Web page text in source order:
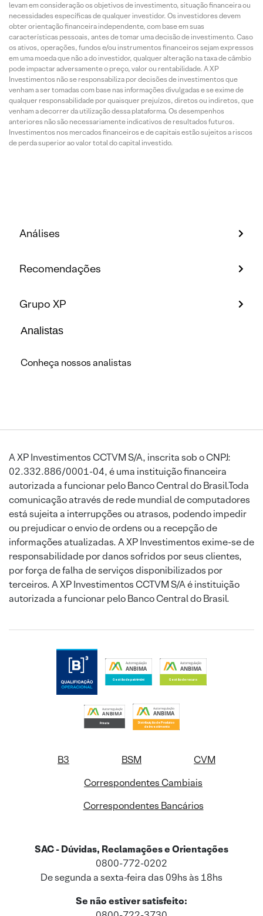
levam em consideração os objetivos de investimento, situação financeira ou
necessidades específicas de qualquer investidor. Os investidores devem
obter orientação financeira independente, com base em suas
características pessoais, antes de tomar uma decisão de investimento. Caso
os ativos, operações, fundos e/ou instrumentos financeiros sejam expressos
em uma moeda que não a do investidor, qualquer alteração na taxa de câmbio
pode impactar adversamente o preço, valor ou rentabilidade. A XP
Investimentos não se responsabiliza por decisões de investimentos que
venham a ser tomadas com base nas informações divulgadas e se exime de
qualquer responsabilidade por quaisquer prejuízos, diretos ou indiretos, que
venham a decorrer da utilização dessa plataforma. Os desempenhos
anteriores não são necessariamente indicativos de resultados futuros.
Investimentos nos mercados financeiros e de capitais estão sujeitos a riscos
de perda superior ao valor total do capital investido.
Análises
Recomendações
Grupo XP
Analistas
Conheça nossos analistas
A XP Investimentos CCTVM S/A, inscrita sob o CNPJ:
02.332.886/0001-04, é uma instituição financeira
autorizada a funcionar pelo Banco Central do Brasil.Toda
comunicação através de rede mundial de computadores
está sujeita a interrupções ou atrasos, podendo impedir
ou prejudicar o envio de ordens ou a recepção de
informações atualizadas. A XP Investimentos exime-se de
responsabilidade por danos sofridos por seus clientes,
por força de falha de serviços disponibilizados por
terceiros. A XP Investimentos CCTVM S/A é instituição
autorizada a funcionar pelo Banco Central do Brasil.
B3 BSM
CVM
Correspondentes Cambiais
Correspondentes Bancários
SAC - Dúvidas, Reclamações e Orientações
0800-772-0202
De segunda a sexta-feira das 09hs às 18hs
Se não estiver satisfeito: